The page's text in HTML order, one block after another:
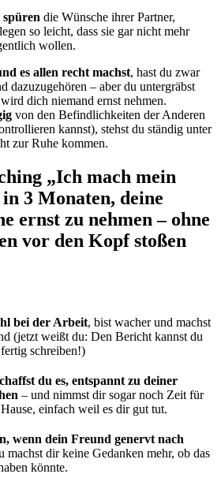
spüren die Wünsche ihrer Partner,
so leicht, dass sie gar nicht mehr
wollen.
es allen recht machst, hast du zwar
dazuzugehören – aber du untergräbst
dich niemand ernst nehmen.
von den Befindlichkeiten der Anderen
kannst), stehst du ständig unter
zur Ruhe kommen.
„Ich mach mein
3 Monaten, deine
ernst zu nehmen – ohne
vor den Kopf stoßen
bei der Arbeit, bist wacher und machst
(jetzt weißt du: Den Bericht kannst du
schreiben!)
du es, entspannt zu deiner
– und nimmst dir sogar noch Zeit für
einfach weil es dir gut tut.
wenn dein Freund genervt nach
machst dir keine Gedanken mehr, ob das
könnte.